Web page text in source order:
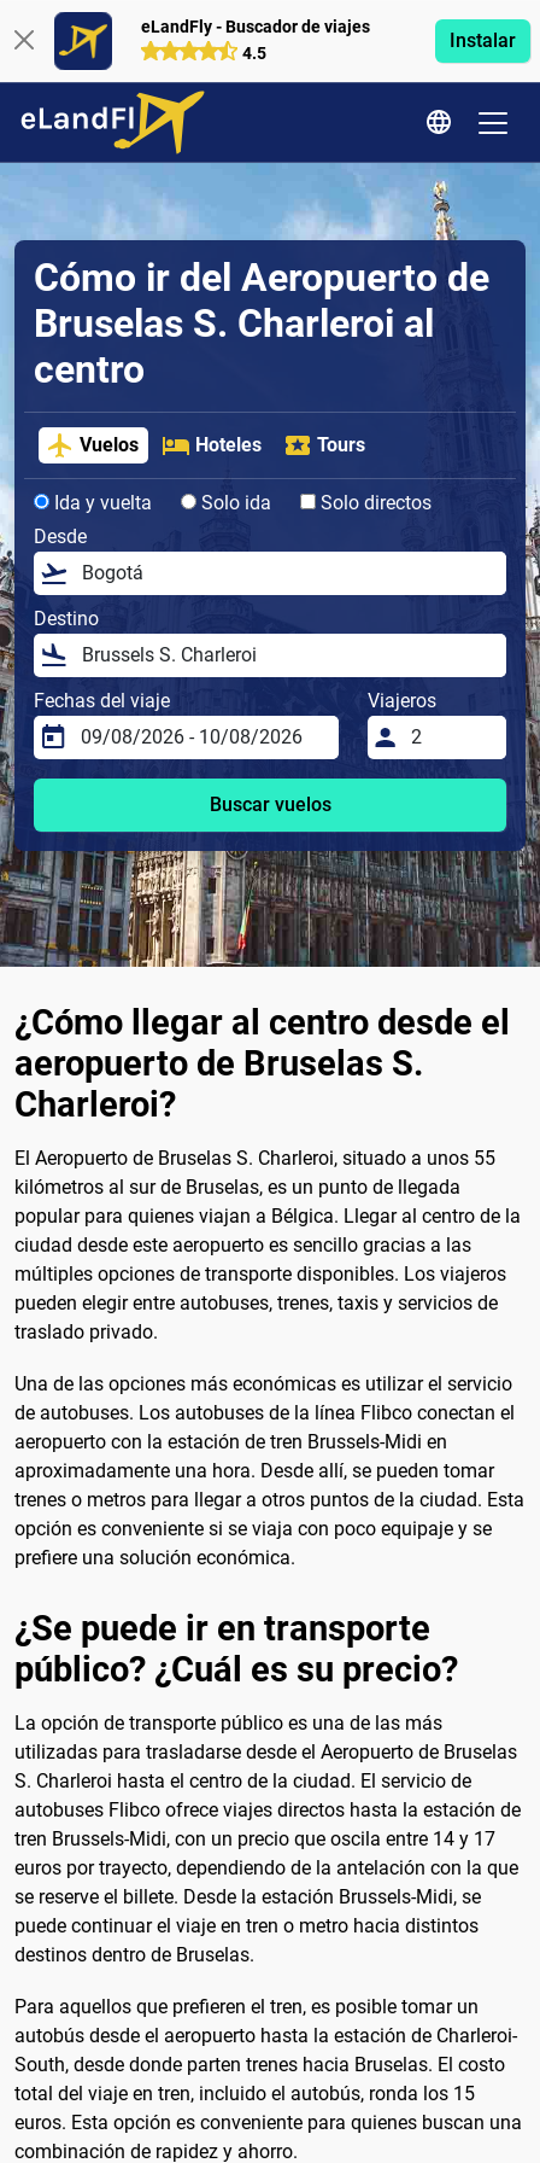
eLandFly - Buscador de viajes
4.5
Instalar
Cómo ir del Aeropuerto de
Bruselas S. Charleroi al
centro
Vuelos Hoteles Tours
Ida y vuelta Solo ida
Solo directos
Desde
Destino
Fechas del viaje Viajeros
Buscar vuelos
¿Cómo llegar al centro desde el
aeropuerto de Bruselas S.
Charleroi?
El Aeropuerto de Bruselas S. Charleroi, situado a unos 55
kilómetros al sur de Bruselas, es un punto de llegada
popular para quienes viajan a Bélgica. Llegar al centro de la
ciudad desde este aeropuerto es sencillo gracias a las
múltiples opciones de transporte disponibles. Los viajeros
pueden elegir entre autobuses, trenes, taxis y servicios de
traslado privado.
Una de las opciones más económicas es utilizar el servicio
de autobuses. Los autobuses de la línea Flibco conectan el
aeropuerto con la estación de tren Brussels-Midi en
aproximadamente una hora. Desde allí, se pueden tomar
trenes o metros para llegar a otros puntos de la ciudad. Esta
opción es conveniente si se viaja con poco equipaje y se
prefiere una solución económica.
¿Se puede ir en transporte
público? ¿Cuál es su precio?
La opción de transporte público es una de las más
utilizadas para trasladarse desde el Aeropuerto de Bruselas
S. Charleroi hasta el centro de la ciudad. El servicio de
autobuses Flibco ofrece viajes directos hasta la estación de
tren Brussels-Midi, con un precio que oscila entre 14 y 17
euros por trayecto, dependiendo de la antelación con la que
se reserve el billete. Desde la estación Brussels-Midi, se
puede continuar el viaje en tren o metro hacia distintos
destinos dentro de Bruselas.
Para aquellos que prefieren el tren, es posible tomar un
autobús desde el aeropuerto hasta la estación de Charleroi-
South, desde donde parten trenes hacia Bruselas. El costo
total del viaje en tren, incluido el autobús, ronda los 15
euros. Esta opción es conveniente para quienes buscan una
combinación de rapidez y ahorro.